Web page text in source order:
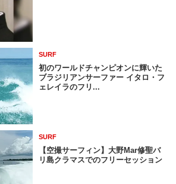
SURF
初のワールドチャンピオンに輝いた
ブラジリアンサーファー イタロ・フ
ェレイラのフリ...
SURF
【空撮サーフィン】大野Mar修聖バ
リ島クラマスでのフリーセッション